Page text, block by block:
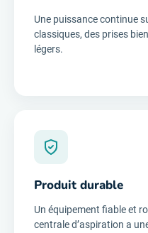
Une puissance continue
classiques, des prises
légers.
Produit durable
Un équipement fiable et
centrale d’aspiration a